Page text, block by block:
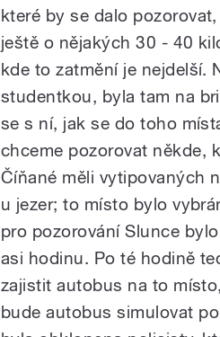
které by se dalo
ještě o nějakých 30 - 40
kde to zatmění je nejdelší.
studentkou, byla tam na
se s ní, jak se do toho
chceme pozorovat někde,
Číňané měli vytipovaných
u jezer; to místo bylo
pro pozorování Slunce
asi hodinu. Po té hodině
zajistit autobus na to
bude autobus simulovat